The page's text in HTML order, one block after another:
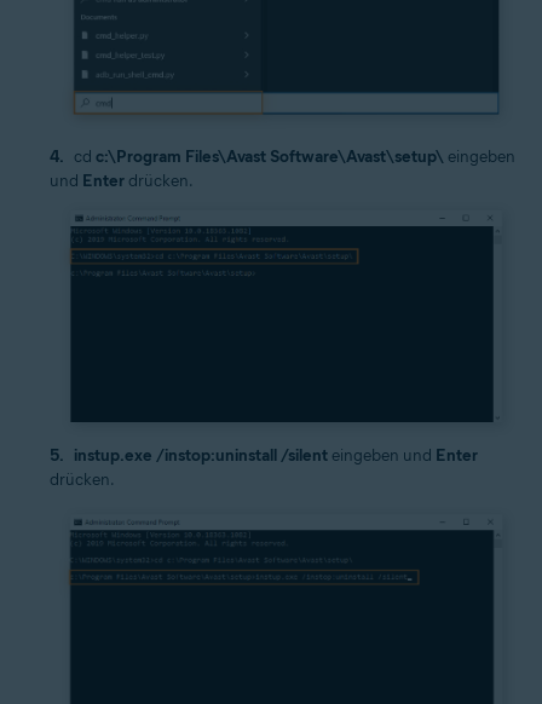
cd c:\Program Files\Avast Software\Avast\setup\ eingeben
und Enter drücken.
instup.exe /instop:uninstall /silent eingeben und Enter
drücken.